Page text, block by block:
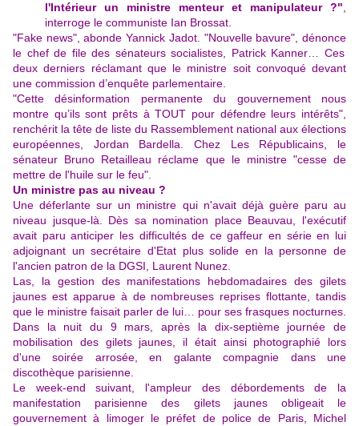
l'Intérieur un ministre menteur et manipulateur ?"
interroge le communiste Ian Brossat
"Fake news",abonde Yannick Jadot. "Nouvelle bavure",dénonce
le chef de file des sénateurs socialistes, Patrick Kanner… Ces
deux derniers réclamant que le ministre soit convoqué devant
une commission d’enquête parlementaire.
"Cette désinformation permanente du gouvernement nous
montre qu’ils sont prêts à TOUT pour défendre leurs intérêts",
renchérit la tête de liste du Rassemblement national aux élections
européennes, Jordan Bardella. Chez Les Républicains, le
sénateur Bruno Retailleau réclame que le ministre "cesse de
mettre de l'huile sur le feu".
Un ministre pas au niveau ?
Une déferlante sur un ministre qui n'avait déjà guère paru au
niveau jusque-là. Dès sa nomination place Beauvau, l'exécutif
avait paru anticiper les difficultés de ce gaffeur en sérieen lui
adjoignant un secrétaire d'Etat plus solide en la personne de
l'ancien patron de la DGSI, Laurent Nunez.
Las, la gestion des manifestations hebdomadaires des gilets
jaunes est apparue à de nombreuses reprises flottante, tandis
que le ministre faisait parler de lui… pour ses frasques nocturnes.
Dans la nuit du 9 mars, après la dix-septième journée de
mobilisation des gilets jaunes, il était ainsi photographié lors
d'une soirée arrosée, en galante compagnie dans une
discothèque parisienne.
Le week-end suivant, l'ampleur des débordements de la
manifestation parisienne des gilets jaunes obligeait le
gouvernement à limoger le préfet de police de Paris, Michel